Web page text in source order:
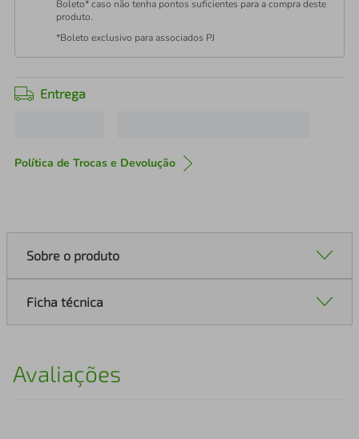
Boleto* caso não tenha pontos suficientes para a compra deste
produto.
*Boleto exclusivo para associados PJ
Entrega
Política de Trocas e Devolução
Sobre o produto
Ficha técnica
Avaliações